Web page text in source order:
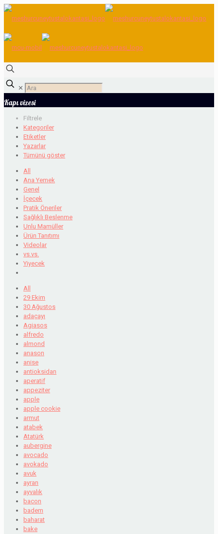
✕
Kapı vizesi
Filtrele
Kategoriler
Etiketler
Yazarlar
Tümünü göster
All
Ana Yemek
Genel
İçecek
Pratik Öneriler
Sağlıklı Beslenme
Unlu Mamüller
Ürün Tanıtımı
Videolar
vs.vs.
Yiyecek
All
29 Ekim
30 Ağustos
adaçayı
Agiasos
alfredo
almond
anason
anise
antioksidan
aperatif
appeziter
apple
apple cookie
armut
atabek
Atatürk
aubergine
avocado
avokado
avuk
ayran
ayvalık
bacon
badem
baharat
bake